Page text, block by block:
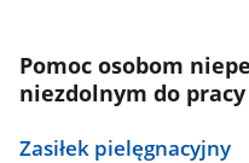
Pomoc osobom
niezdolnym do pracy
Zasiłek pielęgnacyjny